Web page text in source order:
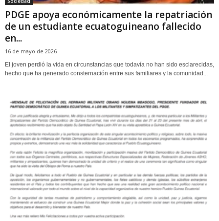
PDGE apoya económicamente la repatriación
de un estudiante ecuatoguineano fallecido
en...
16 de mayo de 2026
El joven perdió la vida en circunstancias que todavía no han sido esclarecidas,
hecho que ha generado consternación entre sus familiares y la comunidad...